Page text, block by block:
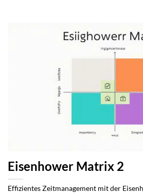
Eisenhower Matrix 2
Effizientes Zeitmanagement mit der